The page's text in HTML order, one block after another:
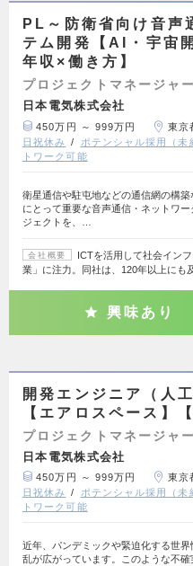
PL～防衛省向け音声
テム開発【AI・宇宙
年収×働き方】
プロジェクトマネージャ
日本電気株式会社
450万円 ～ 999万円 東京
日祝休み
ポテンシャル採用（未
トワーク可能
衛星通信や駐屯地などの通信網の構
にとって重要な音声通信・ネットワ
ジェクトを、…
会社概要
ICTを活用して社会イン
業」に注力。同社は、120年以上にも
興味あり
開発エンジニア（人
【エアロスペース】
プロジェクトマネージャ
日本電気株式会社
450万円 ～ 999万円 東京
日祝休み
ポテンシャル採用（未
トワーク可能
近年、パンデミックや緊迫化する世
乱が広がっています。このような不